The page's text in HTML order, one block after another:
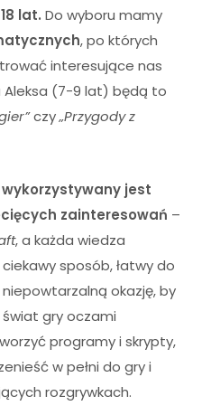
lat. Do wyboru mamy
, po których
interesujące nas
Aleksa (7-9 lat) będą to
czy„Przygody z
jest
zainteresowań –
, a każda wiedza
sposób, łatwy do
okazję, by
gry oczami
programy i skrypty,
w pełni do gry i
rozgrywkach.